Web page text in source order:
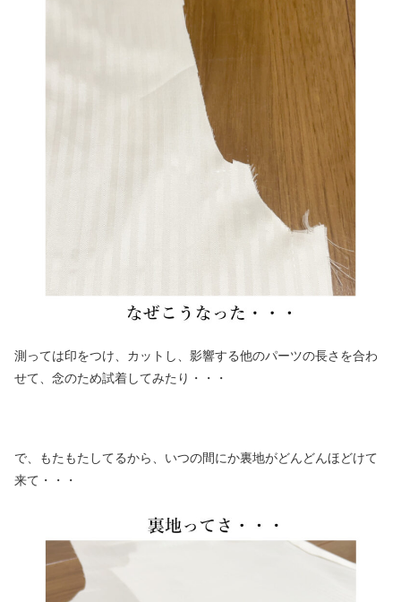
測っては印をつけ、カットし、影響する他のパーツの長さを合わ
せて、念のため試着してみたり・・・
で、もたもたしてるから、いつの間にか裏地がどんどんほどけて
来て・・・